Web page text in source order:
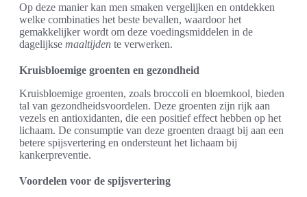
Op deze manier kan men smaken vergelijken en ontdekken
welke combinaties het beste bevallen, waardoor het
gemakkelijker wordt om deze voedingsmiddelen in de
dagelijkse maaltijden te verwerken.
Kruisbloemige groenten en gezondheid
Kruisbloemige groenten, zoals broccoli en bloemkool, bieden
tal van gezondheidsvoordelen. Deze groenten zijn rijk aan
vezels en antioxidanten, die een positief effect hebben op het
lichaam. De consumptie van deze groenten draagt bij aan een
betere spijsvertering en ondersteunt het lichaam bij
kankerpreventie.
Voordelen voor de spijsvertering